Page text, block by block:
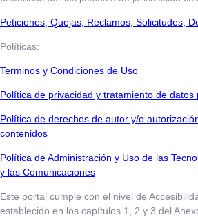
​​​​​Peticiones, Quejas, Reclamos, Solicitudes,
Políticas:
Terminos y Condiciones de Uso
​​​​​Política de privacidad y tratamiento de datos
Política de derechos de autor y/o
contenidos
Política de Administración y Uso de las
y las Comunicaciones
Este portal cumple con el nivel de
establecido en los capítulos 1, 2 y 3 del